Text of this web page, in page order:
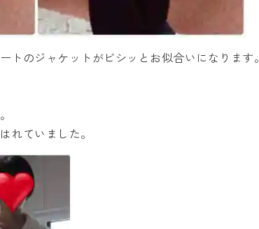
トのジャケットがビシッとお似合いになります。
れていました。